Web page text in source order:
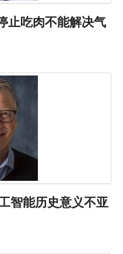
止吃肉不能解决气
智能历史意义不亚